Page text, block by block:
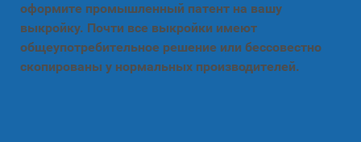
оформите промышленный патент на вашу
выкройку. Почти все выкройки имеют
общеупотребительное решение или бессовестно
скопированы у нормальных производителей.